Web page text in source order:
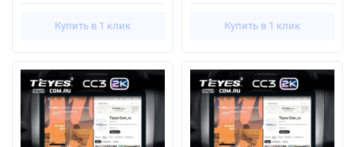
Купить в 1 клик Купить в 1 клик